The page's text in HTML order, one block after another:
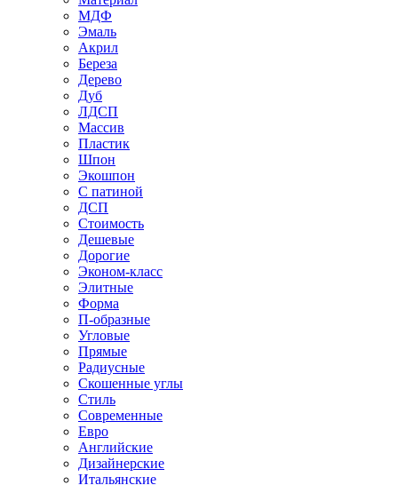
МДФ
Эмаль
Акрил
Береза
Дерево
Дуб
ЛДСП
Массив
Пластик
Шпон
Экошпон
С патиной
ДСП
Стоимость
Дешевые
Дорогие
Эконом-класс
Элитные
Форма
П-образные
Угловые
Прямые
Радиусные
Скошенные углы
Стиль
Современные
Евро
Английские
Дизайнерские
Итальянские